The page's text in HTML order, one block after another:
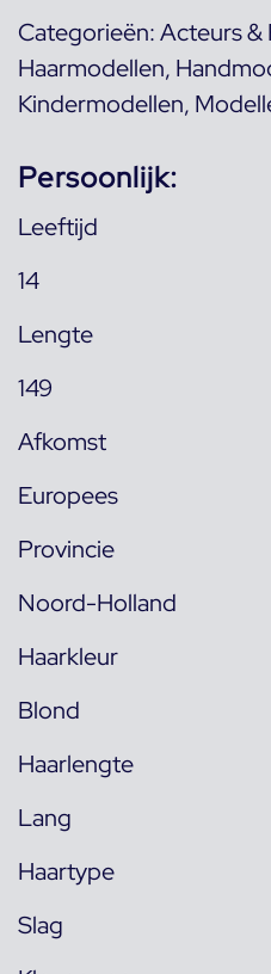
Categorieën:Acteurs &
Haarmodellen,
Kindermodellen,
Persoonlijk:
Leeftijd
14
Lengte
149
Afkomst
Europees
Provincie
Noord-Holland
Haarkleur
Blond
Haarlengte
Lang
Haartype
Slag